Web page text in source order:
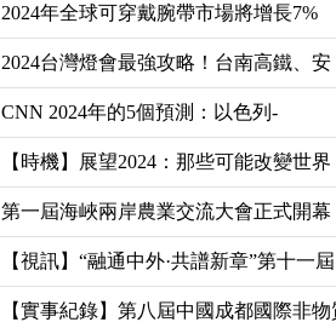
2024年全球可穿戴腕帶市場將增長7%
2024台灣燈會最強攻略！台南高鐵、安
CNN 2024年的5個預測：以色列-
【時機】展望2024：那些可能改變世界
第一屆海峽兩岸農業交流大會正式開幕
【視訊】“融通中外·共譜新章”第十一屆
【實事紀錄】第八屆中國成都國際非物